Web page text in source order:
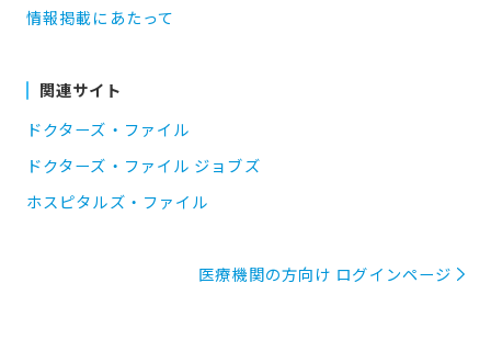
情報掲載にあたって
関連サイト
ドクターズ・ファイル
ドクターズ・ファイル ジョブズ
ホスピタルズ・ファイル
医療機関の方向け ログインページ